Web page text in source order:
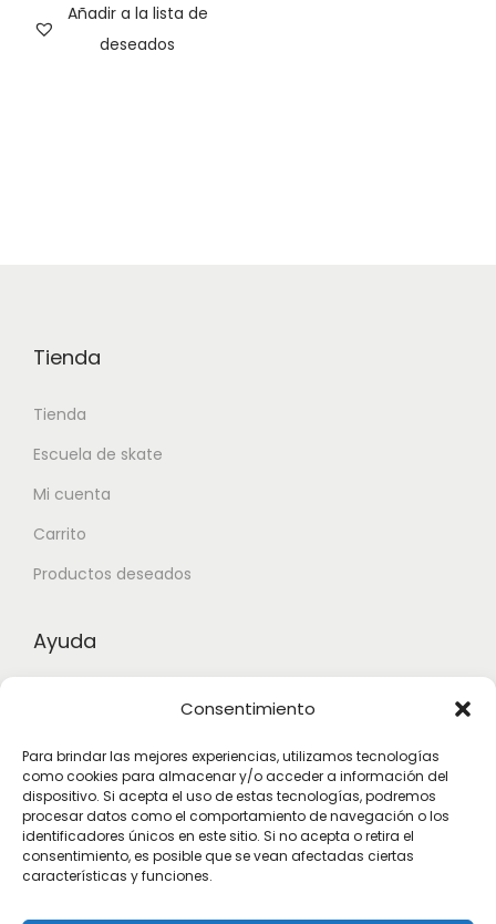
Consentimiento
Para brindar las mejores experiencias, utilizamos tecnologías
como cookies para almacenar y/o acceder a información del
dispositivo. Si acepta el uso de estas tecnologías, podremos
procesar datos como el comportamiento de navegación o los
identificadores únicos en este sitio. Si no acepta o retira el
consentimiento, es posible que se vean afectadas ciertas
características y funciones.
Añadir a la lista de
deseados
Tienda
Tienda
Escuela de skate
Mi cuenta
Carrito
Productos deseados
Ayuda
Términos y condiciones
Suscribete